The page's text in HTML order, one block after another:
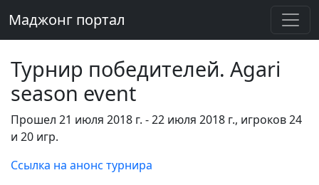
Маджонг портал
Турнир победителей. Agari
season event
Прошел 21 июля 2018 г. - 22 июля 2018 г., игроков 24
и 20 игр.
Ссылка на анонс турнира